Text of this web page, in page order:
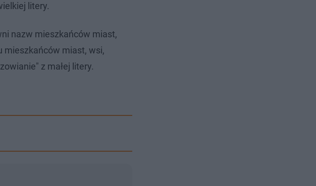
litery​.
nazw mieszkańców miast,
mieszkańców miast, wsi,
z małej litery.